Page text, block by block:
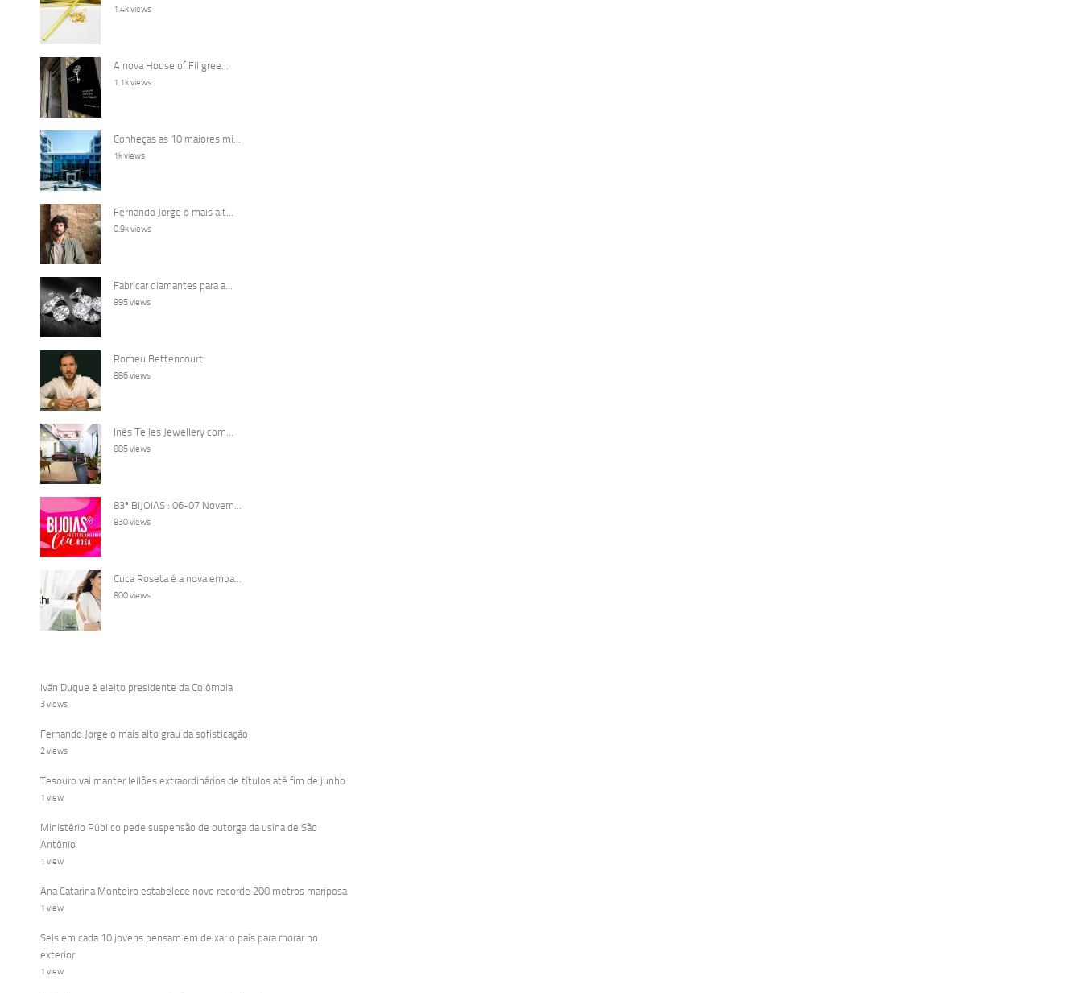
1.4k views
A nova House of Filigree...
1.1k views
Conheças as 10 maiores mi...
1k views
Fernando Jorge o mais alt...
0.9k views
Fabricar diamantes para a...
895 views
Romeu Bettencourt
886 views
Inês Telles Jewellery com...
885 views
83ª BIJOIAS : 06-07 Novem...
830 views
Cuca Roseta é a nova emba...
800 views
Iván Duque é eleito presidente da Colômbia
3 views
Fernando Jorge o mais alto grau da sofisticação
2 views
Tesouro vai manter leilões extraordinários de títulos até fim de junho
1 view
Ministério Público pede suspensão de outorga da usina de São
Antônio
1 view
Ana Catarina Monteiro estabelece novo recorde 200 metros mariposa
1 view
Seis em cada 10 jovens pensam em deixar o país para morar no
exterior
1 view